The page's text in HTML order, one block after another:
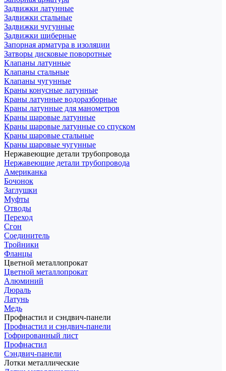
Задвижки латунные
Задвижки стальные
Задвижки чугунные
Задвижки шиберные
Запорная арматура в изоляции
Затворы дисковые поворотные
Клапаны латунные
Клапаны стальные
Клапаны чугунные
Краны конусные латунные
Краны латунные водоразборные
Краны латунные для манометров
Краны шаровые латунные
Краны шаровые латунные со спуском
Краны шаровые стальные
Краны шаровые чугунные
Нержавеющие детали трубопровода
Нержавеющие детали трубопровода
Американка
Бочонок
Заглушки
Муфты
Отводы
Переход
Сгон
Соединитель
Тройники
Фланцы
Цветной металлопрокат
Цветной металлопрокат
Алюминий
Дюраль
Латунь
Медь
Профнастил и сэндвич-панели
Профнастил и сэндвич-панели
Гофрированный лист
Профнастил
Сэндвич-панели
Лотки металлические